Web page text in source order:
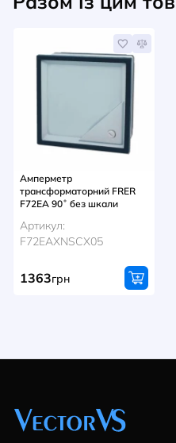
Амперметр
трансформаторний FRER
F72EA 90˚ без шкали
Артикул:
F72EAXNSCX05
1363грн